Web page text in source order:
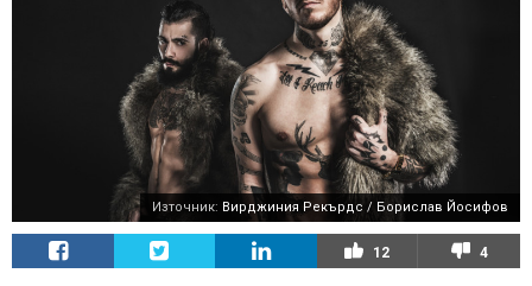
Източник: Вирджиния Рекърдс / Борислав Йосифов
12 4